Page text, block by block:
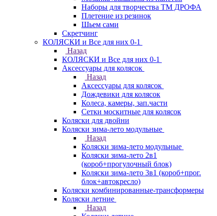
Наборы для творчества ТМ ДРОФА
Плетение из резинок
Шьем сами
Скретчинг
КОЛЯСКИ и Все для них 0-1
Назад
КОЛЯСКИ и Все для них 0-1
Аксессуары для колясок
Назад
Аксессуары для колясок
Дождевики для колясок
Колеса, камеры, зап.части
Сетки москитные для колясок
Коляски для двойни
Коляски зима-лето модульные
Назад
Коляски зима-лето модульные
Коляски зима-лето 2в1
(короб+прогулочный блок)
Коляски зима-лето 3в1 (короб+прог.
блок+автокресло)
Коляски комбинированные-трансформеры
Коляски летние
Назад